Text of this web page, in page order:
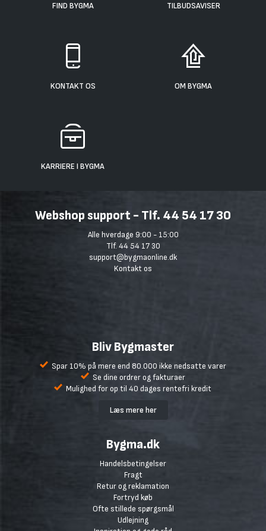
FIND BYGMA TILBUDSAVISER
KONTAKT OS OM BYGMA
KARRIERE I BYGMA
Webshop support - Tlf. 44 54 17 30
Alle hverdage 9:00 - 15:00
Tlf. 44 54 17 30
support@bygmaonline.dk
Kontakt os
Bliv Bygmaster
Spar 10% på mere end 80.000 ikke nedsatte varer
Se dine ordrer og fakturaer
Mulighed for op til 40 dages rentefri kredit
Læs mere her
Bygma.dk
Handelsbetingelser
Fragt
Retur og reklamation
Fortryd køb
Ofte stillede spørgsmål
Udlejning